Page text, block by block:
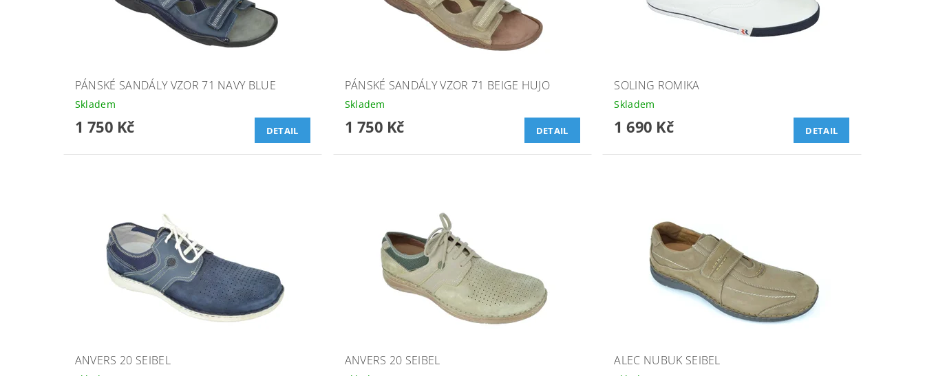
PÁNSKÉ SANDÁLY VZOR 71 NAVY BLUE
Skladem
1 750 Kč DETAIL
PÁNSKÉ SANDÁLY VZOR 71 BEIGE HUJO
Skladem
1 750 Kč DETAIL
SOLING ROMIKA
Skladem
1 690 Kč DETAIL
ANVERS 20 SEIBEL ANVERS 20 SEIBEL ALEC NUBUK SEIBEL